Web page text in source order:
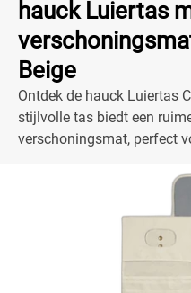
hauck Luiertas
Beige
Ontdek de hauck Luiertas
stijlvolle tas biedt een
verschoningsmat, perfect